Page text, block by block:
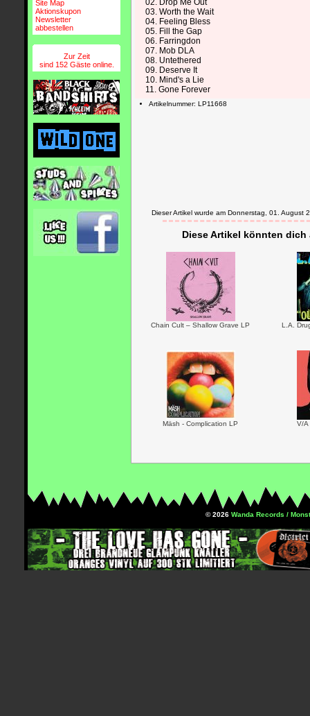
Site Map
Aktionskupon
Newsletter
abbestellen
Zur Zeit
sind 152 Gäste online.
02. Drop Me Out
03. Worth the Wait
04. Feeling Bless
05. Fill the Gap
06. Farringdon
07. Mob DLA
08. Untethered
09. Deserve It
10. Mind's a Lie
11. Gone Forever
Artikelnummer: LP11668
Dieser Artikel wurde am Donnerstag, 01. August
Diese Artikel könnten
Chain Cult – Shallow Grave LP L.A.
Mäsh - Complication LP V/A
© 2026 Wanda Records /